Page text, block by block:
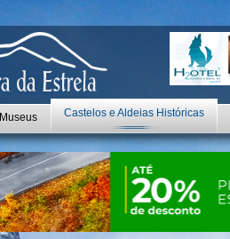
Museus Castelos e Aldeias Históricas